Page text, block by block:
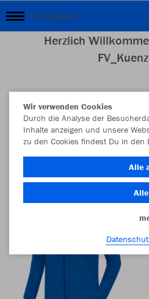
FV_Kuenzelsau
Herzlich
Nachhaltig
Wir verwenden Cookies
Durch die Analyse der
Inhalte anzeigen und unsere
zu den Cookies findest Du in den
Alle